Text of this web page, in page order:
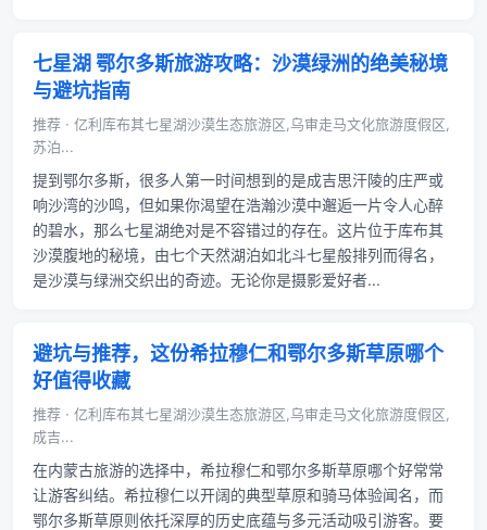
七星湖 鄂尔多斯旅游攻略：沙漠绿洲的绝美秘境
与避坑指南
推荐 · 亿利库布其七星湖沙漠生态旅游区,乌审走马文化旅游度假区,
苏泊...
提到鄂尔多斯，很多人第一时间想到的是成吉思汗陵的庄严或
响沙湾的沙鸣，但如果你渴望在浩瀚沙漠中邂逅一片令人心醉
的碧水，那么七星湖绝对是不容错过的存在。这片位于库布其
沙漠腹地的秘境，由七个天然湖泊如北斗七星般排列而得名，
是沙漠与绿洲交织出的奇迹。无论你是摄影爱好者...
避坑与推荐，这份希拉穆仁和鄂尔多斯草原哪个
好值得收藏
推荐 · 亿利库布其七星湖沙漠生态旅游区,乌审走马文化旅游度假区,
成吉...
在内蒙古旅游的选择中，希拉穆仁和鄂尔多斯草原哪个好常常
让游客纠结。希拉穆仁以开阔的典型草原和骑马体验闻名，而
鄂尔多斯草原则依托深厚的历史底蕴与多元活动吸引游客。要